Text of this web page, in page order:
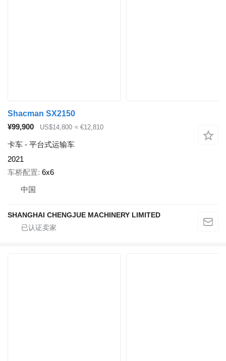
Shacman SX2150
¥99,900
US$14,800 ≈ €12,810
卡车 - 平台式运输车
2021
车桥配置 6x6
中国
SHANGHAI CHENGJUE MACHINERY LIMITED